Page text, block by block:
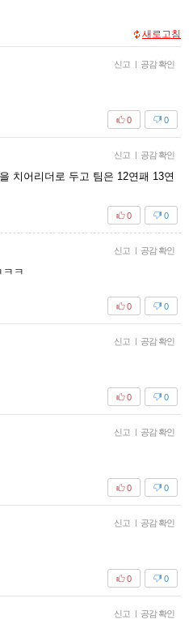
새로고침
신고 | 공감 확인
0
0
신고 | 공감 확인
치어리더로 두고 팀은 12연패 13연
0
0
신고 | 공감 확인
ㅋ
0
0
신고 | 공감 확인
0
0
신고 | 공감 확인
0
0
신고 | 공감 확인
0
0
신고 | 공감 확인